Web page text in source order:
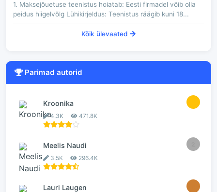
1. Maksejõuetuse teenistus hoiatab: Eesti firmadel võib olla
peidus hiigelvõlg Lühikirjeldus: Teenistus räägib kuni 18...
Kõik ülevaated
Parimad autorid
Kroonika
4.3K 471.8K
Meelis Naudi
3.5K 296.4K
Lauri Laugen